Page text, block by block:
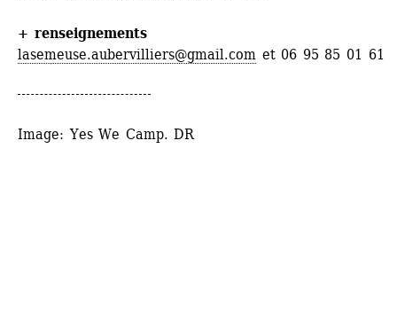
+ renseignements
lasemeuse.aubervilliers@gmail.com et 06 95 85 01 61
Image: Yes We Camp. DR